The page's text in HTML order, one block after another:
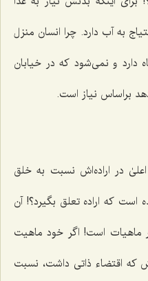
به آب دارد. چرا انسان منزل
دارد و نمی‌شود که در خیابان
براساس نیاز است.
در اراده‌اش نسبت به خلق
که اراده تعلق بگیرد؟! آن
ماهیات است! اگر خود ماهیت
که اقتضاء ذاتی داشت، نسبت